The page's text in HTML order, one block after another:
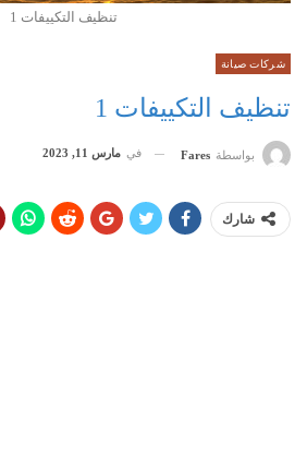
تنظيف التكييفات 1
شركات صيانة
تنظيف التكييفات 1
بواسطة Fares في مارس 11, 2023
شارك